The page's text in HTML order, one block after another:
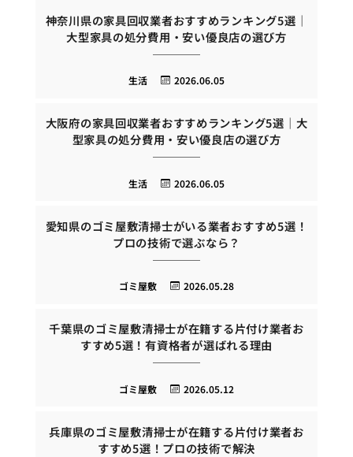
神奈川県の家具回収業者おすすめランキング5選｜
大型家具の処分費用・安い優良店の選び方
2026.06.05
生活
大阪府の家具回収業者おすすめランキング5選｜大
型家具の処分費用・安い優良店の選び方
2026.06.05
生活
愛知県のゴミ屋敷清掃士がいる業者おすすめ5選！
プロの技術で選ぶなら？
2026.05.28
ゴミ屋敷
千葉県のゴミ屋敷清掃士が在籍する片付け業者お
すすめ5選！有資格者が選ばれる理由
2026.05.12
ゴミ屋敷
兵庫県のゴミ屋敷清掃士が在籍する片付け業者お
すすめ5選！プロの技術で解決